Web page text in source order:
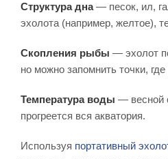
Структура дна— песок, ил,
эхолота (например, желтое),
Скопления рыбы — эхолот
но можно запомнить точки,
Температура воды — весной
прогреется вся акватория.
Используя портативный